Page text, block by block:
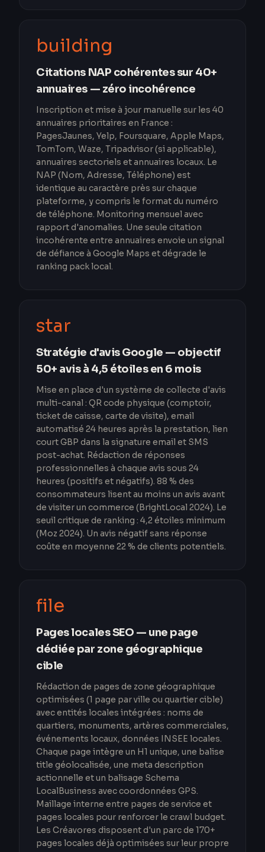
building
Citations NAP cohérentes sur 40+
annuaires — zéro incohérence
Inscription et mise à jour manuelle sur les 40
annuaires prioritaires en France :
PagesJaunes, Yelp, Foursquare, Apple Maps,
TomTom, Waze, Tripadvisor (si applicable),
annuaires sectoriels et annuaires locaux. Le
NAP (Nom, Adresse, Téléphone) est
identique au caractère près sur chaque
plateforme, y compris le format du numéro
de téléphone. Monitoring mensuel avec
rapport d'anomalies. Une seule citation
incohérente entre annuaires envoie un signal
de défiance à Google Maps et dégrade le
ranking pack local.
star
Stratégie d'avis Google — objectif
50+ avis à 4,5 étoiles en 6 mois
Mise en place d'un système de collecte d'avis
multi-canal : QR code physique (comptoir,
ticket de caisse, carte de visite), email
automatisé 24 heures après la prestation, lien
court GBP dans la signature email et SMS
post-achat. Rédaction de réponses
professionnelles à chaque avis sous 24
heures (positifs et négatifs). 88 % des
consommateurs lisent au moins un avis avant
de visiter un commerce (BrightLocal 2024). Le
seuil critique de ranking : 4,2 étoiles minimum
(Moz 2024). Un avis négatif sans réponse
coûte en moyenne 22 % de clients potentiels.
file
Pages locales SEO — une page
dédiée par zone géographique
cible
Rédaction de pages de zone géographique
optimisées (1 page par ville ou quartier cible)
avec entités locales intégrées : noms de
quartiers, monuments, artères commerciales,
événements locaux, données INSEE locales.
Chaque page intègre un H1 unique, une balise
title géolocalisée, une meta description
actionnelle et un balisage Schema
LocalBusiness avec coordonnées GPS.
Maillage interne entre pages de service et
pages locales pour renforcer le crawl budget.
Les Créavores disposent d'un parc de 170+
pages locales déjà optimisées sur leur propre